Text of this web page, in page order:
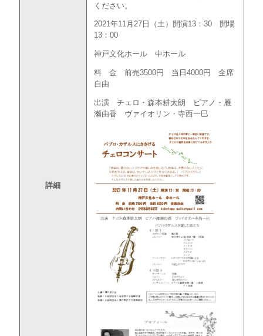
詳細
ください。
2021年11月27日（土）開演13：30 開場
13：00
神戸文化ホール 中ホール
料 金 前売3500円 当日4000円 全席
自由
出演 チェロ・森本耕太朗 ピアノ・雁
瀬由香 ヴァイオリン・寺西一巳